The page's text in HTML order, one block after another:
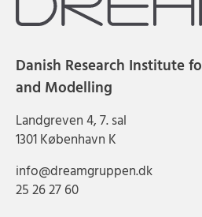
Danish Research Institute
and Modelling
Landgreven 4, 7. sal
1301 København K
info@dreamgruppen.dk
25 26 27 60